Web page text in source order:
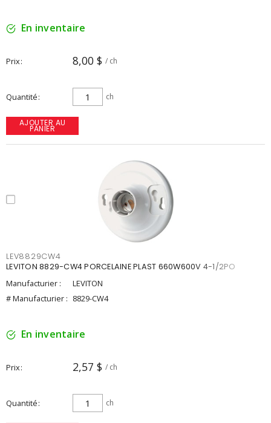
En inventaire
Prix 8,00 $ / ch
Quantité ch
AJOUTER AU
PANIER
LEV8829CW4
LEVITON 8829-CW4 PORCELAINE PLAST 660W600V 4-1/2PO
Manufacturier :
LEVITON
# Manufacturier : 8829-CW4
En inventaire
Prix 2,57 $ / ch
Quantité ch